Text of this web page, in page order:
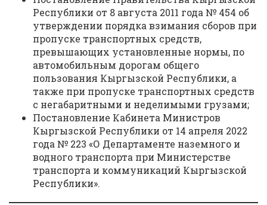
Республики от 8 августа 2011 года № 454 об
утверждении порядка взимания сборов при
пропуске транспортных средств,
превышающих установленные нормы, по
автомобильным дорогам общего
пользования Кыргызской Республики, а
также при пропуске транспортных средств
с негабаритными и неделимыми грузами;
Постановление Кабинета Министров
Кыргызской Республики от 14 апреля 2022
года № 223 «О Департаменте наземного и
водного транспорта при Министерстве
транспорта и коммуникаций Кыргызской
Республики».